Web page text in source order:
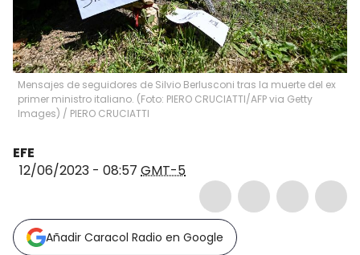
Mensajes de seguidores de Silvio Berlusconi tras la muerte del ex
primer ministro italiano. (Foto: PIERO CRUCIATTI/AFP via Getty
Images) / PIERO CRUCIATTI
EFE
12/06/2023 - 08:57 GMT-5
Añadir Caracol Radio en Google